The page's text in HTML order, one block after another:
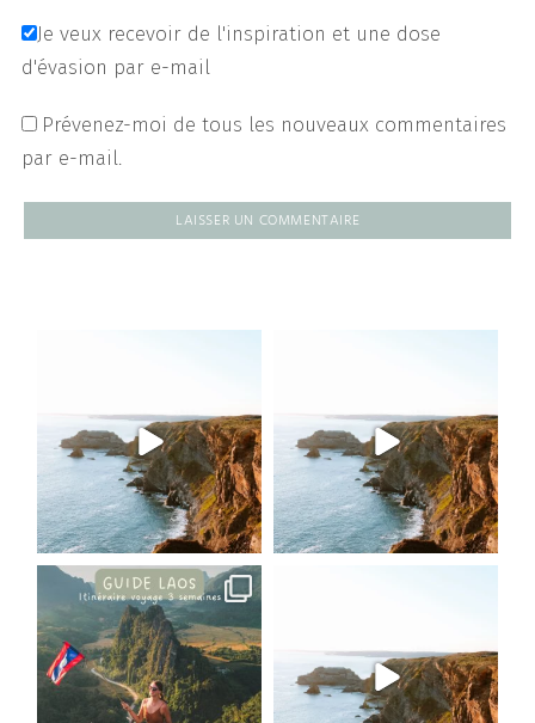
Je veux recevoir de l'inspiration et une dose
d'évasion par e-mail
Prévenez-moi de tous les nouveaux commentaires
par e-mail.